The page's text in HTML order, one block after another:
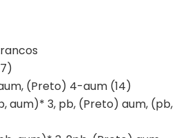
(Preto) 4-aum (14)
aum)* 3, pb, (Preto) aum, (pb,